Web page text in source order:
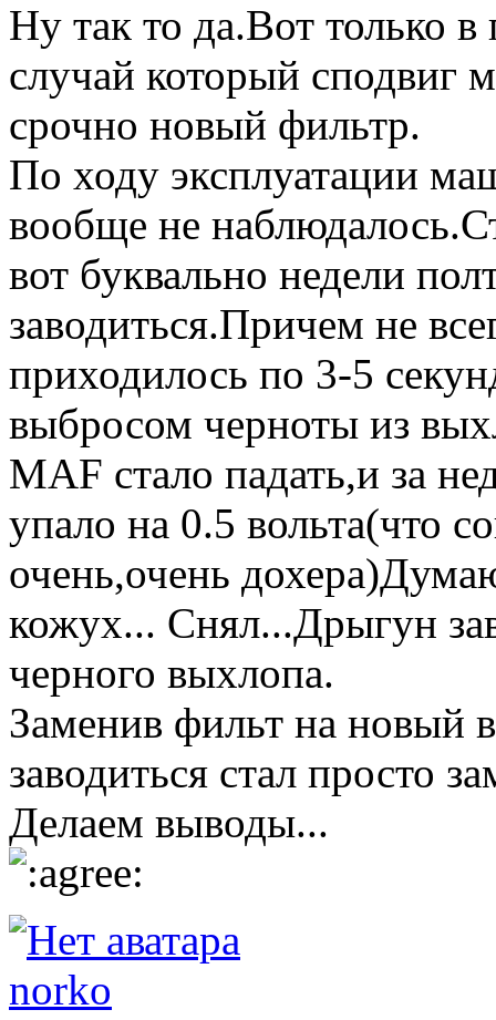
Ну так то да.Вот только
случай который сподвиг
срочно новый фильтр.
По ходу эксплуатации
вообще не
вот буквально недели
заводиться.Причем не
приходилось по 3-5
выбросом черноты из
MAF стало падать,и за
упало на 0.5 вольта(что
очень,очень
кожух... Снял...Дрыгун
черного выхлопа.
Заменив фильт на новый
заводиться стал просто
Делаем выводы...
norko